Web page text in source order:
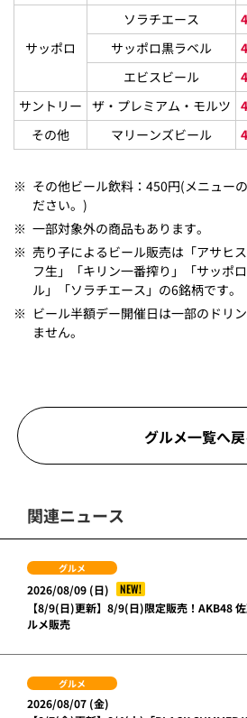
サッポロ
ソラチエース
サッポロ黒ラベル
エビスビール
サントリー ザ・プレミアム・モルツ
その他
マリーンズビール
※ その他ビール飲料：450円(メニュー
ださい。)
※ 一部対象外の商品もあります。
※ 売り子によるビール販売は「アサヒ
フ生」「キリン一番搾り」「サッポ
ル」「ソラチエース」の6銘柄です。
※ ビール半額デー開催日は一部のドリ
ません。
グルメ一覧へ
関連ニュース
グルメ
2026/08/09 (日)
NEW!
【8/9(日)更新】8/9(日)限定販売！AKB48
ルメ販売
グルメ
2026/08/07 (金)